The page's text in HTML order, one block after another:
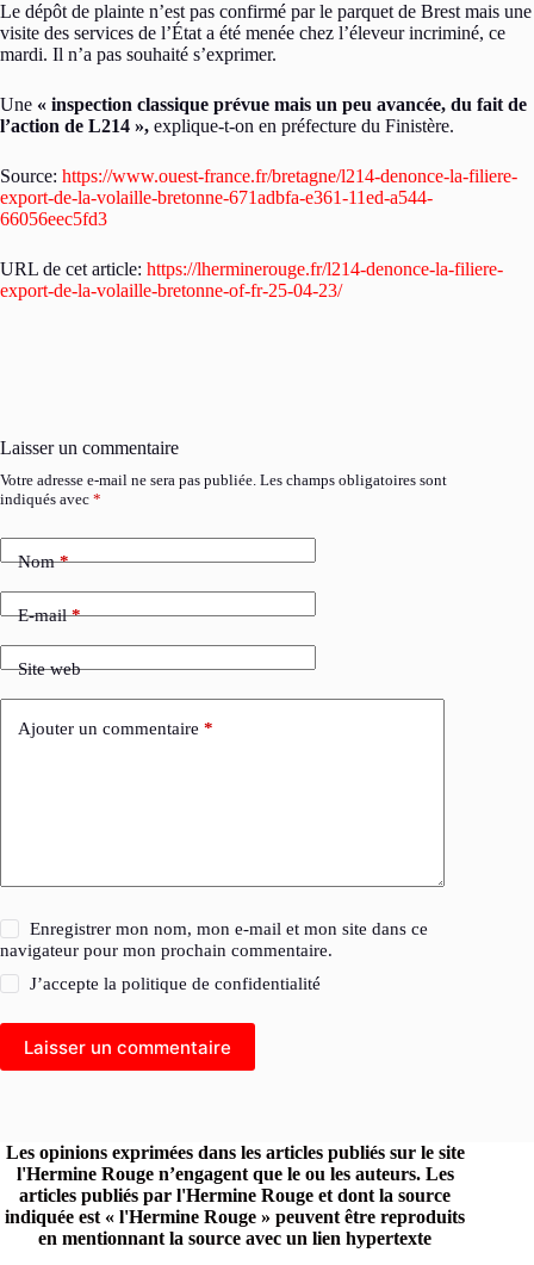
Le dépôt de plainte n’est pas confirmé par le parquet de Brest mais une
visite des services de l’État a été menée chez l’éleveur incriminé, ce
mardi. Il n’a pas souhaité s’exprimer.
Une « inspection classique prévue mais un peu avancée, du fait de
l’action de L214 », explique-t-on en préfecture du Finistère.
Source: https://www.ouest-france.fr/bretagne/l214-denonce-la-filiere-
export-de-la-volaille-bretonne-671adbfa-e361-11ed-a544-
66056eec5fd3
URL de cet article: https://lherminerouge.fr/l214-denonce-la-filiere-
export-de-la-volaille-bretonne-of-fr-25-04-23/
Laisser un commentaire
Votre adresse e-mail ne sera pas publiée. Les champs obligatoires sont
indiqués avec *
Nom*
E-mail*
Site web
Ajouter un commentaire *
Enregistrer mon nom, mon e-mail et mon site dans ce
navigateur pour mon prochain commentaire.
J’accepte lapolitique de confidentialité
Laisser un commentaire
Les opinions exprimées dans les articles publiés sur le site
l'Hermine Rouge n’engagent que le ou les auteurs. Les
articles publiés par l'Hermine Rouge et dont la source
indiquée est « l'Hermine Rouge » peuvent être reproduits
en mentionnant la source avec un lien hypertexte